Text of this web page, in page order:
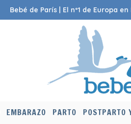
Bebé de París | El nº1 de Europa
EMBARAZO PARTO POSTPARTO